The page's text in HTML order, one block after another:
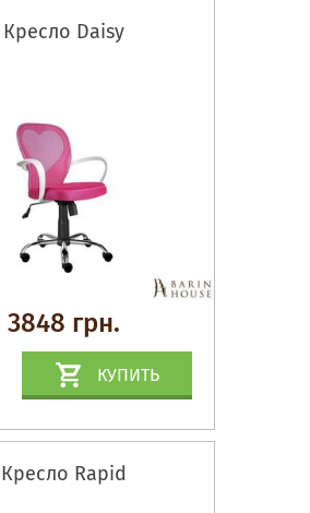
Кресло Daisy
3848 грн.
КУПИТЬ
Кресло Rapid